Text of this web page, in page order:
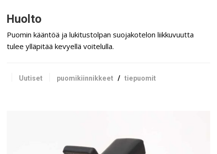
Huolto
Puomin kääntöä ja lukitustolpan suojakotelon liikkuvuutta
tulee ylläpitää kevyellä voitelulla.
Uutiset puomikiinnikkeet/ tiepuomit